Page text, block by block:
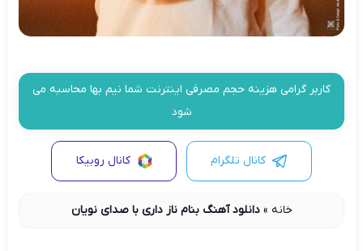
کاربر گرامی هزینه حجم مصرفی اینترنت شما نیم بها محاسبه می
شود
کانال تلگرام کانال روبیکا
خانه »دانلود آهنگ بنام ناز داری با صدای نویان